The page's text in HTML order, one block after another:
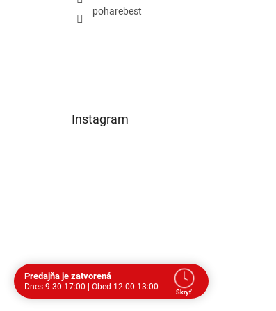
poharebest
Instagram
Predajňa je zatvorená
Dnes 9:30-17:00 | Obed 12:00-13:00
Skryť